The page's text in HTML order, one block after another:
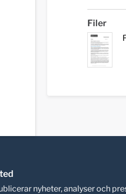
Filer
nyheter, analyser och